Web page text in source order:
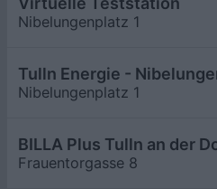
Nibelungenplatz 1
Tulln Energie -
Nibelungenplatz 1
BILLA Plus Tulln an der
Frauentorgasse 8